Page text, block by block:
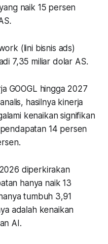
naik 15 persen
(lini bisnis ads)
7,35 miliar dolar AS.
GOOGL hingga 2027
hasilnya kinerja
kenaikan signifikan
14 persen
diperkirakan
hanya naik 13
tumbuh 3,91
adalah kenaikan
AI.